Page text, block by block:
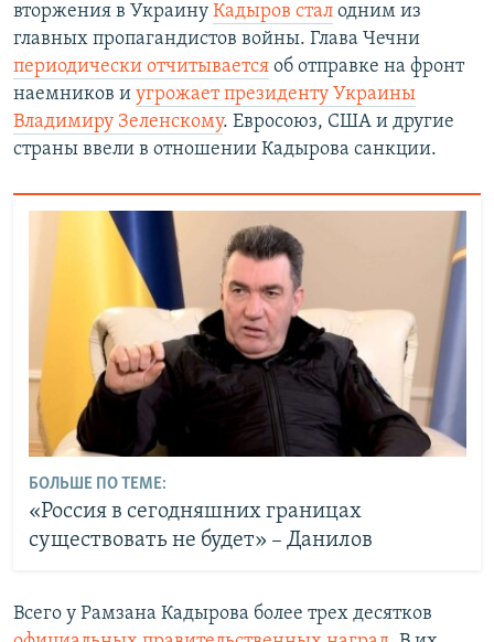
вторжения в Украину Кадыров стал одним из
главных пропагандистов войны. Глава Чечни
периодически отчитывается об отправке на фронт
наемников и угрожает президенту Украины
Владимиру Зеленскому. Евросоюз, США и другие
страны ввели в отношении Кадырова санкции.
БОЛЬШЕ ПО ТЕМЕ:
«Россия в сегодняшних границах
существовать не будет» – Данилов
Всего у Рамзана Кадырова более трех десятков